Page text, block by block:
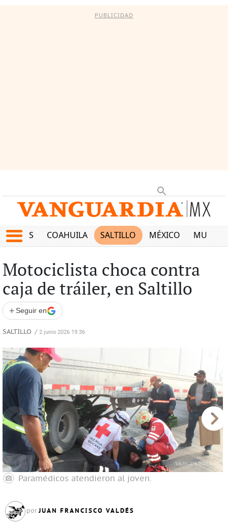
PUBLICIDAD
JUEGOS COAHUILA SALTILLO MÉXICO MUNDO
Motociclista choca contra
caja de tráiler, en Saltillo
+ Seguir en
SALTILLO / 2 junio 2026 19:36
Paramédicos atendieron al joven.
porJUAN FRANCISCO VALDÉS